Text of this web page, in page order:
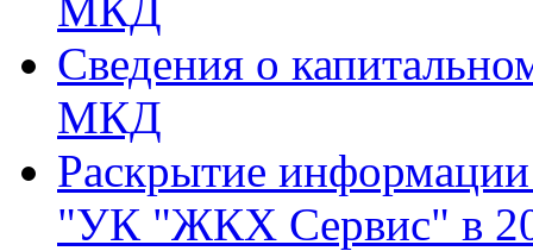
Сведения о
МКД
Раскрытие
"УК "ЖКХ Сервис" в